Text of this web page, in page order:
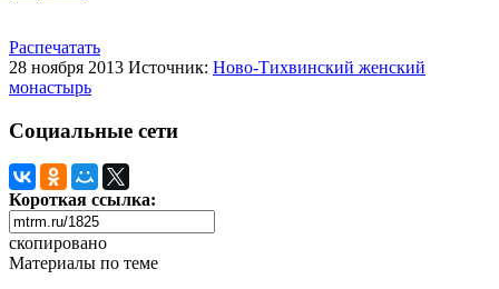
Распечатать
28 ноября 2013 Источник: Ново-Тихвинский женский
монастырь
Социальные сети
Короткая ссылка:
скопировано
Материалы по теме